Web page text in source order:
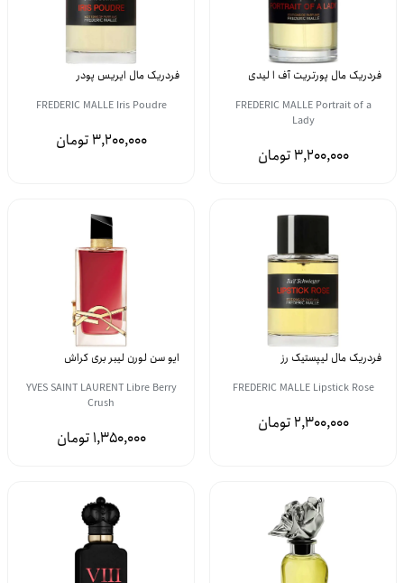
فردریک مال پورتریت آف ا لیدی
FREDERIC MALLE Portrait of a
Lady
3,200,000
فردریک مال ایریس پودر
FREDERIC MALLE Iris Poudre
3,200,000
فردریک مال لیپستیک رز
FREDERIC MALLE Lipstick Rose
2,300,000
ایو سن لورن لیبر بری کراش
YVES SAINT LAURENT Libre Berry
Crush
1,350,000